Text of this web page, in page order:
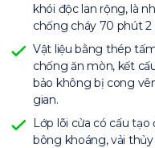
khói độc lan rộng, là
chống cháy 70 phút 2
Vật liệu bằng thép
chống ăn mòn, kết
bảo không bị cong
gian.
Lớp lõi cửa có cấu
bông khoáng, vải